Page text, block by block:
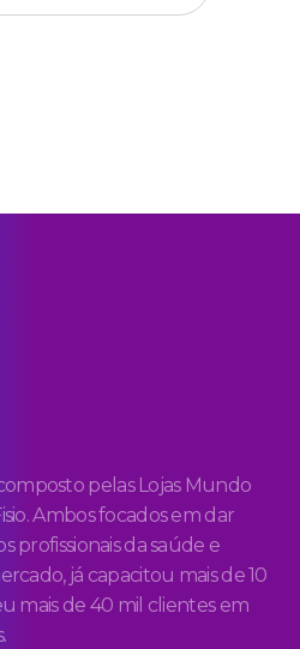
pelas Lojas Mundo
Ambos focados em dar
profissionais da saúde e
já capacitou mais de 10
mais de 40 mil clientes em